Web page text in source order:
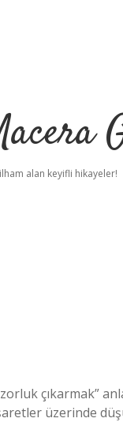
alan keyifli hikayeler!
çıkarmak”
üzerinde